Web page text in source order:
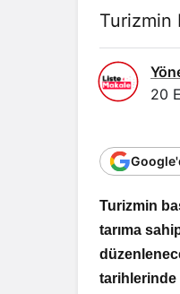
Turizmin
20
Turizmin
tarıma
tarihlerinde